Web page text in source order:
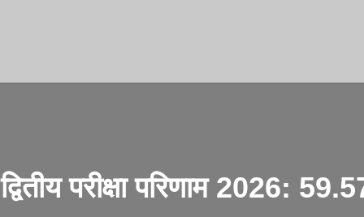
परीक्षा परिणाम 2026: